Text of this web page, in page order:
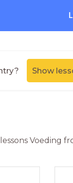
Show
Voeding